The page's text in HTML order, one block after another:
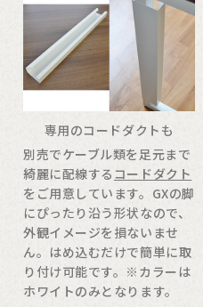
専用のコードダクトも
別売でケーブル類を足元まで
綺麗に配線する コードダクト
をご用意しています。GXの脚
にぴったり沿う形状なので、
外観イメージを損ないませ
ん。はめ込むだけで簡単に取
り付け可能です。※カラーは
ホワイトのみとなります。